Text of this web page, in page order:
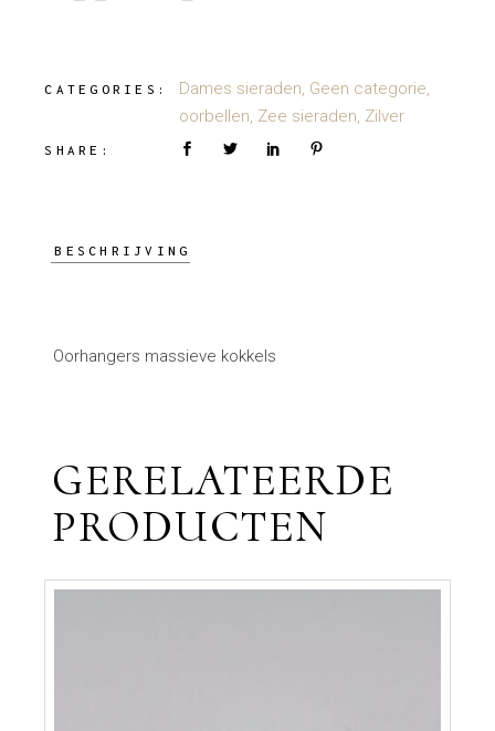
CATEGORIES: Dames sieraden, Geen categorie,
oorbellen, Zee sieraden, Zilver
SHARE:
BESCHRIJVING
Oorhangers massieve kokkels
GERELATEERDE
PRODUCTEN